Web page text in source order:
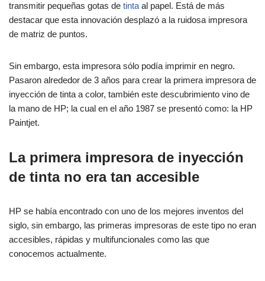
transmitir pequeñas gotas de tinta al papel. Está de más
destacar que esta innovación desplazó a la ruidosa impresora
de matriz de puntos.
Sin embargo, esta impresora sólo podía imprimir en negro.
Pasaron alrededor de 3 años para crear la primera impresora de
inyección de tinta a color, también este descubrimiento vino de
la mano de HP; la cual en el año 1987 se presentó como: la HP
Paintjet.
La primera impresora de inyección
de tinta no era tan accesible
HP se había encontrado con uno de los mejores inventos del
siglo, sin embargo, las primeras impresoras de este tipo no eran
accesibles, rápidas y multifuncionales como las que
conocemos actualmente.